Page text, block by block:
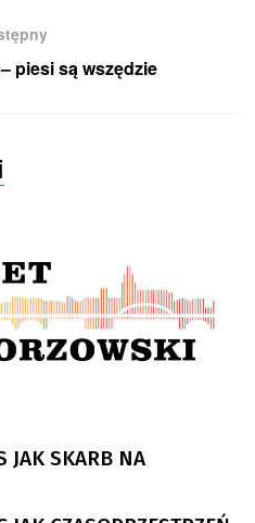
piesi są wszędzie
SKARB NA